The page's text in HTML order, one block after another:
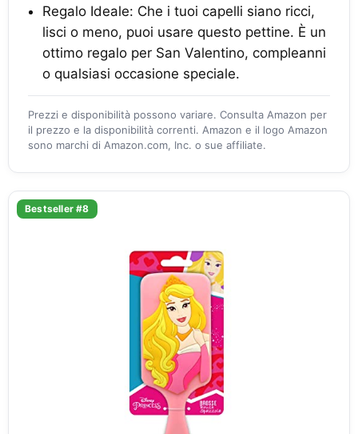
Regalo Ideale: Che i tuoi capelli siano ricci,
lisci o meno, puoi usare questo pettine. È un
ottimo regalo per San Valentino, compleanni
o qualsiasi occasione speciale.
Prezzi e disponibilità possono variare. Consulta Amazon per
il prezzo e la disponibilità correnti. Amazon e il logo Amazon
sono marchi di Amazon.com, Inc. o sue affiliate.
Bestseller #8